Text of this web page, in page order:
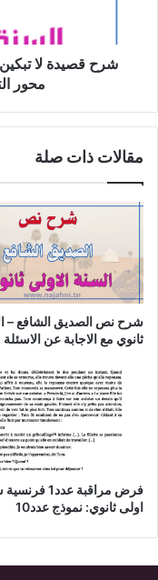
-
التجديد
شرح قصيدة لا
محور
مقالات ذات صلة
شرح نص الصديق الشافع –
ثانوي مع الاجابة عن الاسئلة
فرض مراقبة عدد1
اولى ثانوي: نموذج عدد10